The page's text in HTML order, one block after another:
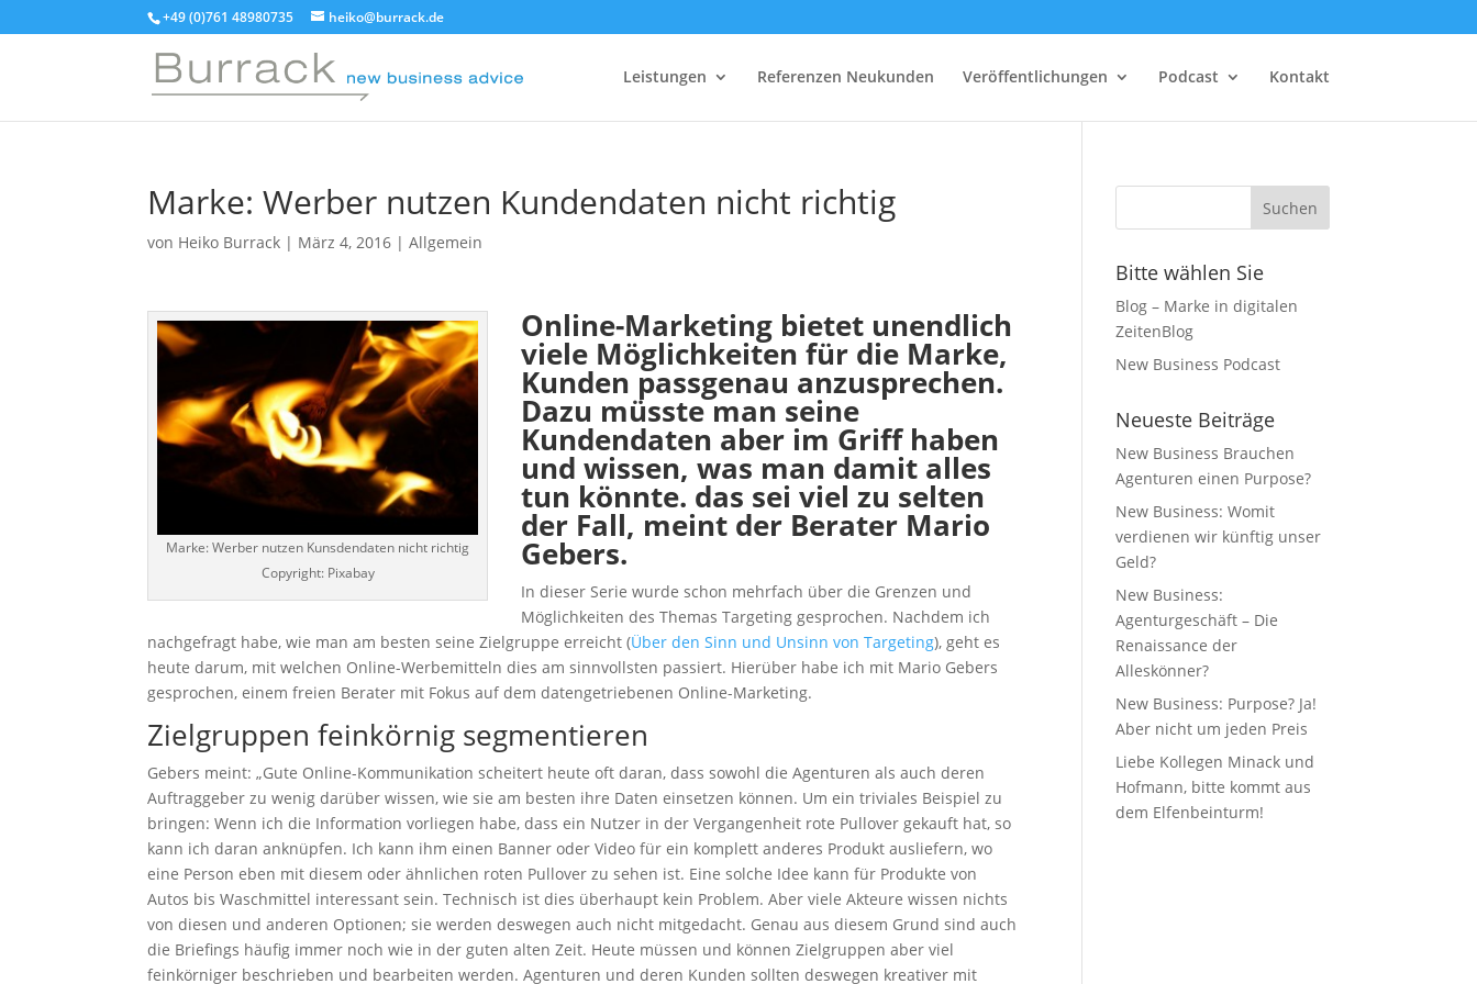
+49 (0)761 48980735 heiko@burrack.de
Leistungen Referenzen Neukunden Veröffentlichungen Podcast Kontakt
Marke: Werber nutzen Kundendaten nicht richtig
von Heiko Burrack | März 4, 2016 |Allgemein
Marke: Werber nutzen Kunsdendaten nicht richtig
Copyright: Pixabay
Online-Marketing bietet unendlich
viele Möglichkeiten für die Marke,
Kunden passgenau anzusprechen.
Dazu müsste man seine
Kundendaten aber im Griff haben
und wissen, was man damit alles
tun könnte. das sei viel zu selten
der Fall, meint der Berater Mario
Gebers.
In dieser Serie wurde schon mehrfach über die Grenzen und
Möglichkeiten des Themas Targeting gesprochen. Nachdem ich
nachgefragt habe, wie man am besten seine Zielgruppe erreicht (Über den Sinn und Unsinn von Targeting), geht es
heute darum, mit welchen Online-Werbemitteln dies am sinnvollsten passiert. Hierüber habe ich mit Mario Gebers
gesprochen, einem freien Berater mit Fokus auf dem datengetriebenen Online-Marketing.
Zielgruppen feinkörnig segmentieren
Gebers meint: „Gute Online-Kommunikation scheitert heute oft daran, dass sowohl die Agenturen als auch deren
Auftraggeber zu wenig darüber wissen, wie sie am besten ihre Daten einsetzen können. Um ein triviales Beispiel zu
bringen: Wenn ich die Information vorliegen habe, dass ein Nutzer in der Vergangenheit rote Pullover gekauft hat, so
kann ich daran anknüpfen. Ich kann ihm einen Banner oder Video für ein komplett anderes Produkt ausliefern, wo
eine Person eben mit diesem oder ähnlichen roten Pullover zu sehen ist. Eine solche Idee kann für Produkte von
Autos bis Waschmittel interessant sein. Technisch ist dies überhaupt kein Problem. Aber viele Akteure wissen nichts
von diesen und anderen Optionen; sie werden deswegen auch nicht mitgedacht. Genau aus diesem Grund sind auch
die Briefings häufig immer noch wie in der guten alten Zeit. Heute müssen und können Zielgruppen aber viel
feinkörniger beschrieben und bearbeiten werden. Agenturen und deren Kunden sollten deswegen kreativer mit
Bitte wählen Sie
Blog – Marke in digitalen
ZeitenBlog
New Business Podcast
Neueste Beiträge
New Business Brauchen
Agenturen einen Purpose?
New Business: Womit
verdienen wir künftig unser
Geld?
New Business:
Agenturgeschäft – Die
Renaissance der
Alleskönner?
New Business: Purpose? Ja!
Aber nicht um jeden Preis
Liebe Kollegen Minack und
Hofmann, bitte kommt aus
dem Elfenbeinturm!